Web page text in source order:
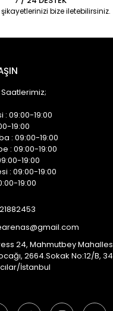
bize iletebilirsiniz.
: 09:00-19:00
19:00
: 09:00-19:00
: 09:00-19:00
19:00
: 09:00-19:00
19:00
24, Mahmutbey
2664.Sokak No:12/B,
İstanbul